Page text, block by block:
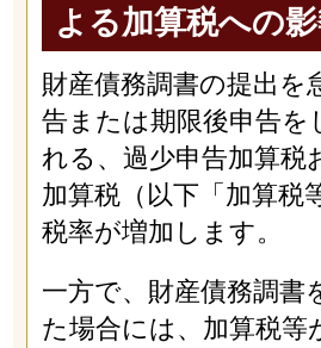
よる加算税への
財産債務調書の提出を
告または期限後申告を
れる、過少申告加算税
加算税（以下「加算税
税率が増加します。
一方で、財産債務調書
た場合には、加算税等